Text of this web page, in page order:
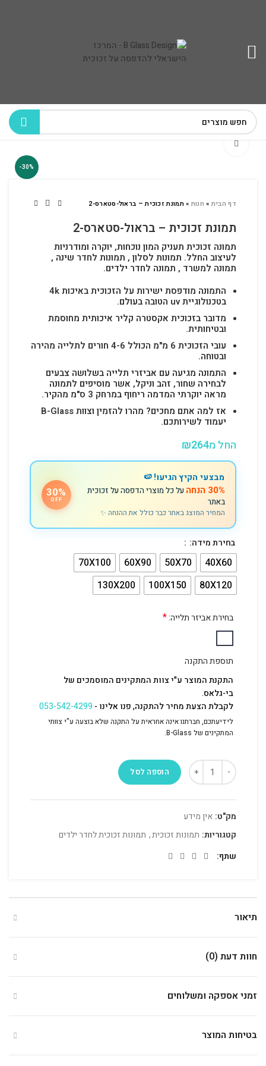
-30%
לחץ להגדלה
דף הבית» חנות»תמונת זכוכית – בראול-סטארס-2
תמונת זכוכית – בראול-סטארס-2
תמונה זכוכית תעניק המון נוכחות, יוקרה ומודרניות
לעיצוב החלל. תמונות לסלון , תמונות לחדר שינה ,
תמונה למשרד , תמונה לחדר ילדים.
התמונה מודפסת ישירות על הזכוכית באיכות 4k
בטכנולוגיית uv הטובה בעולם.
מדובר בזכוכית אקסטרה קליר איכותית מחוסמת
ובטיחותית.
עובי הזכוכית 6 מ"מ הכולל 4-6 חורים לתלייה מהירה
ובטוחה.
התמונה מגיעה עם אביזרי תלייה בשלושה צבעים
לבחירה שחור, זהב וניקל, אשר מוסיפים לתמונה
מראה יוקרתי המדמה ריחוף במרחק 3 ס"מ מהקיר.
אז למה אתם מחכים? מהרו להזמין וצוות B-Glass
יעמוד לשירותכם.
החל מ ₪264
מבצעי הקיץ הגיעו! 🍉
30% הנחה
על כל מוצרי הדפסה על זכוכית
באתר
המחיר המוצג באתר כבר כולל את ההנחה ✨
30%
OFF
בחירת מידה:
40X60
50X70
60X90
70X100
80X120
100X150
130X200
בחירת אביזר תלייה:*
תוספת התקנה
התקנת המוצר ע"י צוות המתקינים המוסמכים של
בי-גלאס.
לקבלת הצעת מחיר להתקנה, פנו אלינו -053-542-4299
לידיעתכם, חברתנו אינה אחראית על התקנה שלא בוצעה ע"י צוותי
המתקינים של B-Glass.
הוספה לסל
מק"ט: אין מידע
קטגוריות: תמונות זכוכית, תמונות זכוכית לחדר ילדים
שתף
תיאור
חוות דעת (0)
זמני אספקה ומשלוחים
בטיחות המוצר